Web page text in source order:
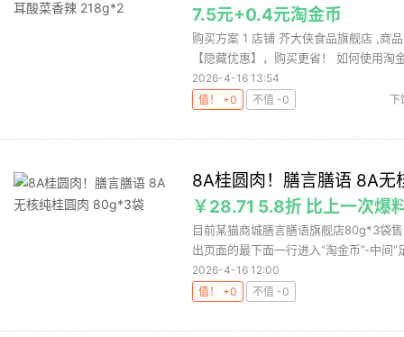
7.5元+0.4元淘金币
购买方案 1 店铺 芥大侠食品旗舰店 ,商
【隐藏优惠】，购买更省！ 如何使用淘
2026-4-16 13:54
值！ +0
不值 -0 下
8A桂圆肉！膳言膳语 8A
￥28.71 5.8折 比上一次爆
目前某猫商城膳言膳语旗舰店80g*3袋
出页面的最下面一行进入“淘金币”-中间“
2026-4-16 12:00
值！ +0
不值 -0